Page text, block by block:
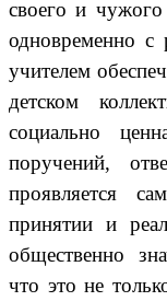
своего и
одновременно с
учителем
детском
социально
поручений,
проявляется
принятии и
общественно
что это не